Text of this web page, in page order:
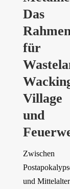
Das
für
Village
und
Zwischen
und Mittelalter